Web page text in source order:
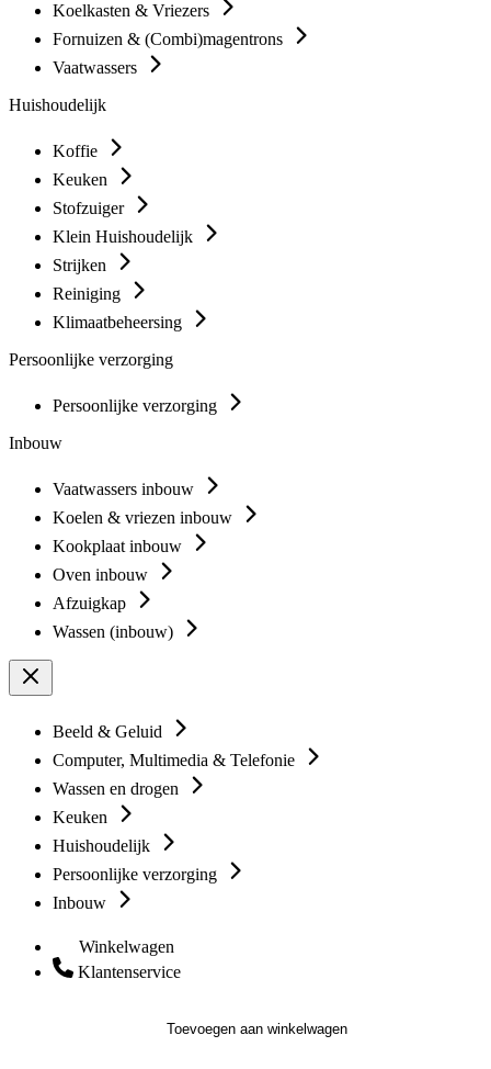
Koelkasten & Vriezers
Fornuizen & (Combi)magentrons
Vaatwassers
Huishoudelijk
Koffie
Keuken
Stofzuiger
Klein Huishoudelijk
Strijken
Reiniging
Klimaatbeheersing
Persoonlijke verzorging
Persoonlijke verzorging
Inbouw
Vaatwassers inbouw
Koelen & vriezen inbouw
Kookplaat inbouw
Oven inbouw
Afzuigkap
Wassen (inbouw)
Beeld & Geluid
Computer, Multimedia & Telefonie
Wassen en drogen
Keuken
Huishoudelijk
Persoonlijke verzorging
Inbouw
Winkelwagen
Klantenservice
Toevoegen aan winkelwagen